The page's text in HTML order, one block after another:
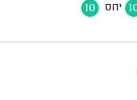
יחס 10